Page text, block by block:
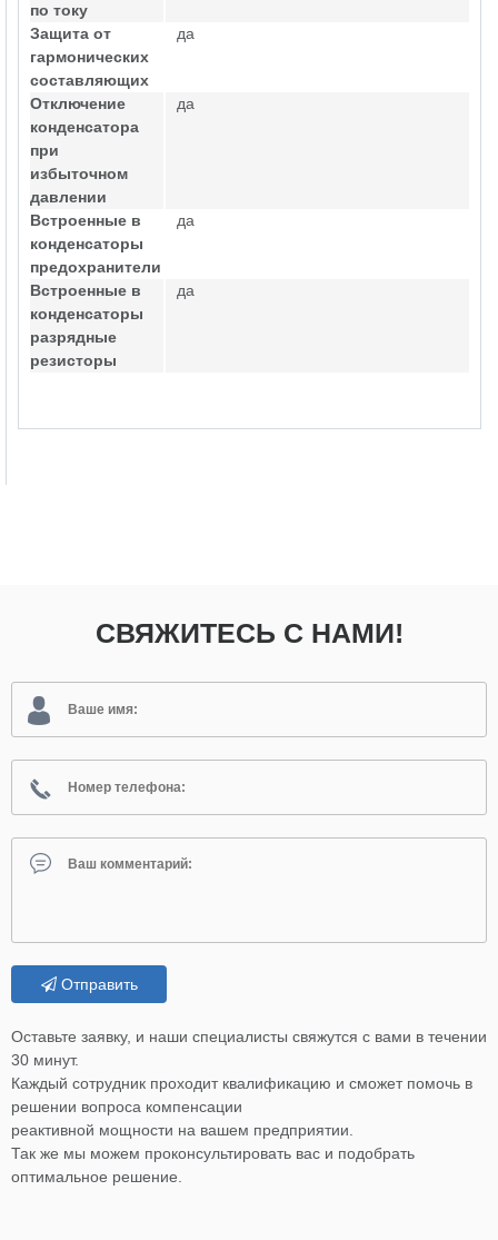
по току
Защита от
гармонических
составляющих
да
Отключение
конденсатора
при
избыточном
давлении
да
Встроенные в
конденсаторы
предохранители
да
Встроенные в
конденсаторы
разрядные
резисторы
да
СВЯЖИТЕСЬ С НАМИ!
Отправить
Оставьте заявку, и наши специалисты свяжутся с вами в течении
30 минут.
Каждый сотрудник проходит квалификацию и сможет помочь в
решении вопроса компенсации
реактивной мощности на вашем предприятии.
Так же мы можем проконсультировать вас и подобрать
оптимальное решение.